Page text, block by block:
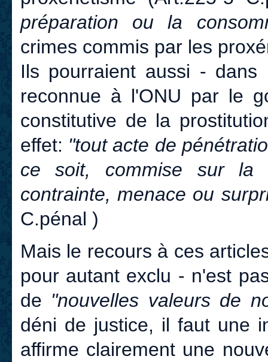
préparation ou la
crimes commis par les
Ils pourraient aussi -
reconnue à l'ONU par le
constitutive de la
effet: "tout acte de
ce soit, commise sur la
contrainte, menace ou
C.pénal )
Mais le recours à ces
pour autant exclu - n'est
de "nouvelles valeurs de
déni de justice, il faut une
affirme clairement une